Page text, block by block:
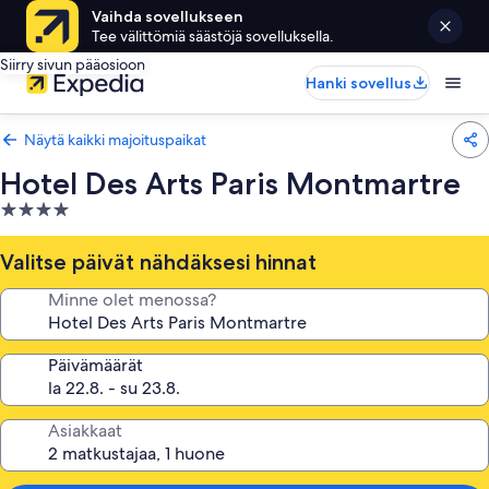
Vaihda sovellukseen
Tee välittömiä säästöjä sovelluksella.
Siirry sivun pääosioon
Hanki sovellus
Näytä kaikki majoituspaikat
Hotel Des Arts Paris Montmartre
4.0
tähden
majoituspaikka
Valitse päivät nähdäksesi hinnat
Minne olet menossa?
Päivämäärät
Asiakkaat